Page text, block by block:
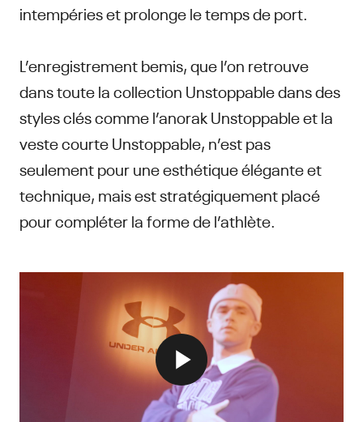
intempéries et prolonge le temps de port.
L’enregistrement bemis, que l’on retrouve
dans toute la collection Unstoppable dans des
styles clés comme l’anorak Unstoppable et la
veste courte Unstoppable, n’est pas
seulement pour une esthétique élégante et
technique, mais est stratégiquement placé
pour compléter la forme de l’athlète.